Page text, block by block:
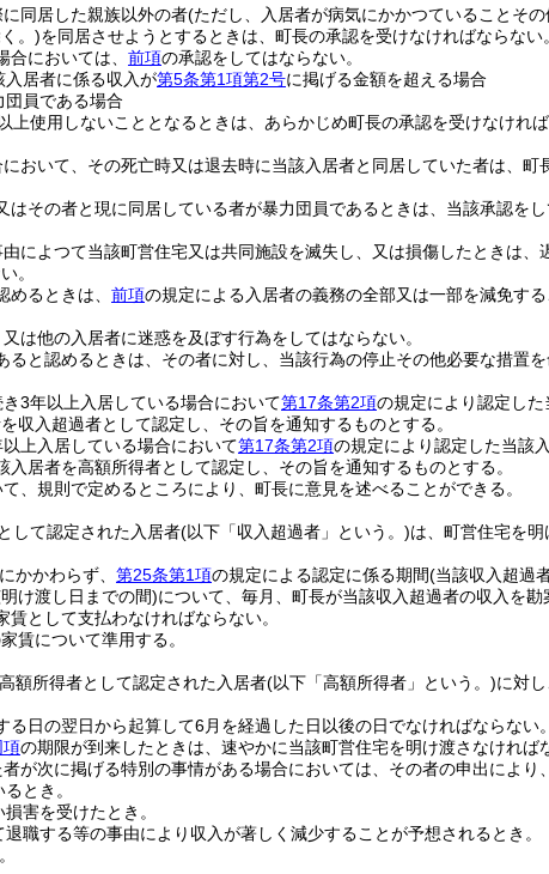
同居した親族以外の者(ただし、入居者が病気にかかつていることそ
。)を同居させようとするときは、町長の承認を受けなければならない。
においては、 前項の承認をしてはならない。
入居者に係る収入が第5条第1項第2号に掲げる金額を超える場合
団員である場合
上使用しないこととなるときは、あらかじめ町長の承認を受けなければ
おいて、その死亡時又は退去時に当該入居者と同居していた者は、
はその者と現に同居している者が暴力団員であるときは、当該承認をし
によつて当該町営住宅又は共同施設を滅失し、又は損傷したときは
。
るときは、 前項の規定による入居者の義務の全部又は一部を減免する
は他の入居者に迷惑を及ぼす行為をしてはならない。
ると認めるときは、その者に対し、当該行為の停止その他必要な措置を
3年以上入居している場合において第17条第2項の規定により認定し
収入超過者として認定し、その旨を通知するものとする。
上入居している場合において第17条第2項の規定により認定した当該
居者を高額所得者として認定し、その旨を通知するものとする。
、規則で定めるところにより、町長に意見を述べることができる。
して認定された入居者(以下「収入超過者」という。)は、町営住宅を明
かかわらず、 第25条第1項の規定による認定に係る期間(当該収入超過
け渡し日までの間)について、毎月、町長が当該収入超過者の収入を
として支払わなければならない。
賃について準用する。
額所得者として認定された入居者(以下「高額所得者」という。)に対
る日の翌日から起算して6月を経過した日以後の日でなければならない。
項の期限が到来したときは、速やかに当該町営住宅を明け渡さなければ
が次に掲げる特別の事情がある場合においては、その者の申出により、
とき。
害を受けたとき。
職する等の事由により収入が著しく減少することが予想されるとき。